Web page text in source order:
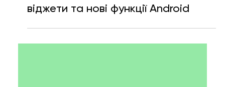
13 трав.
Читати 2 хв
Android Show: Googlebook, ШІ-
віджети та нові функції Android